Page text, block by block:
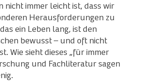
nicht immer leicht ist, dass wir
Herausforderungen zu
ein Leben lang, ist den
bewusst – und oft nicht
Wie sieht dieses „für immer
und Fachliteratur sagen